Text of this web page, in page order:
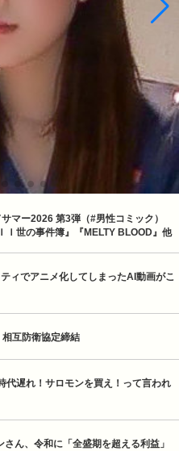
マー2026 第3弾（#男性コミック）
Ｉ世の事件簿』『MELTY BLOOD』他
ィでアニメ化してしまったAI動画がこ
相互防衛協定締結
代遅れ！サロモンを買え！って言われ
ん、令和に「全盛期を超える利益」